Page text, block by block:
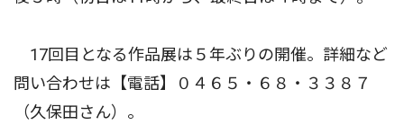
17回目となる作品展は５年ぶりの開催。詳細など
問い合わせは【電話】０４６５・６８・３３８７
（久保田さん）。